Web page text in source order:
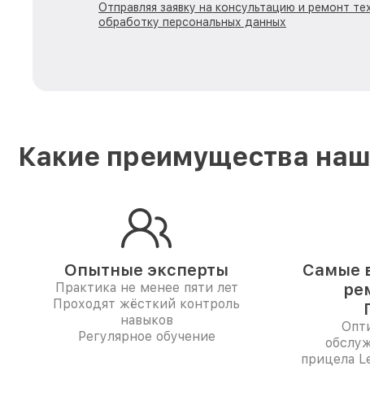
Отправляя заявку на консультацию и ремонт
обработку персональных данных
Какие преимущества
Опытные эксперты
Практика не менее пяти лет
Проходят жёсткий контроль
навыков
Регулярное обучение
Самые
прицела